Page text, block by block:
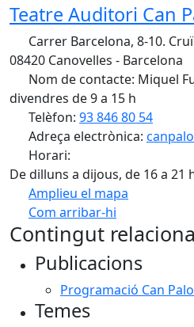
Teatre Auditori Can
Carrer Barcelona, 8-10.
08420 Canovelles - Barcelona
Nom de contacte: Miquel
divendres de 9 a 15 h
Telèfon: 93 846 80 54
Adreça electrònica:
Horari:
De dilluns a dijous, de 16 a 21
Amplieu el mapa
Com arribar-hi
+
Contingut
Publicacions
Programació Can
Temes